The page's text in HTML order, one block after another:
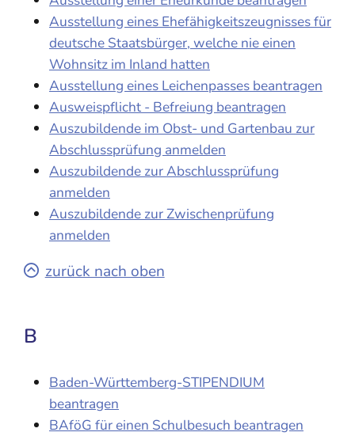
Ausstellung eines Ehefähigkeitszeugnisses für
deutsche Staatsbürger, welche nie einen
Wohnsitz im Inland hatten
Ausstellung eines Leichenpasses beantragen
Ausweispflicht - Befreiung beantragen
Auszubildende im Obst- und Gartenbau zur
Abschlussprüfung anmelden
Auszubildende zur Abschlussprüfung
anmelden
Auszubildende zur Zwischenprüfung
anmelden
zurück nach oben
B
Baden-Württemberg-STIPENDIUM
beantragen
BAföG für einen Schulbesuch beantragen